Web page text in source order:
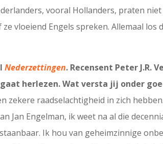
vooral Hollanders, praten
vloeiend Engels spreken. Allemaal
Nederzettingen. Recensent Peter J.R.
herlezen. Wat versta jij onder
zekere raadselachtigheid in zich
Jan Engelman, ik weet na al die
Ik hou van geheimzinnige